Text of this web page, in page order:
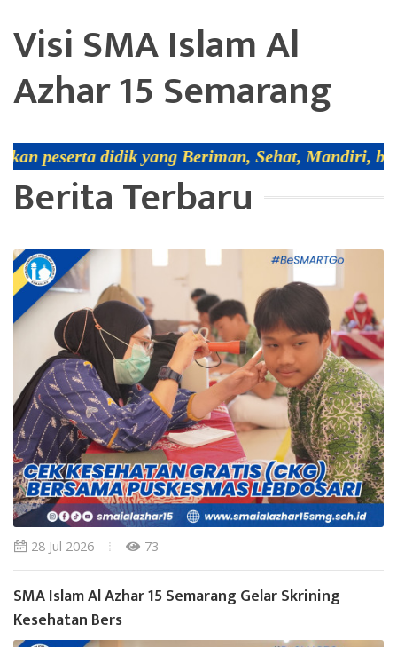
Visi SMA Islam Al
Azhar 15 Semarang
yang Beriman, Sehat, Mandiri, ber-Adab,
Berita Terbaru
28 Jul 2026 73
SMA Islam Al Azhar 15 Semarang Gelar Skrining
Kesehatan Bers